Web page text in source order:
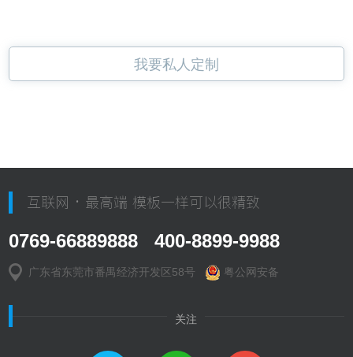
我要私人定制
互联网 · 最高端 模板一样可以很精致
0769-66889888 400-8899-9988
广东省东莞市番禺经济开发区58号 粤公网安备
关注